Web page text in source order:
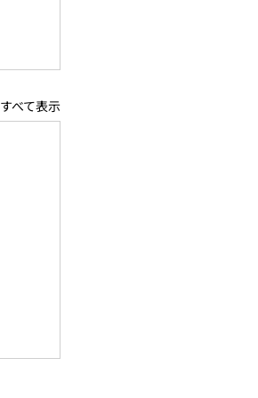
すべて表示